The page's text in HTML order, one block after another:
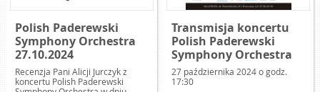
Polish Paderewski
Symphony Orchestra
27.10.2024
Recenzja Pani Alicji Jurczyk z
koncertu Polish Paderewski
Transmisja koncertu
Polish Paderewski
Symphony Orchestra
27 października 2024 o godz.
17:30